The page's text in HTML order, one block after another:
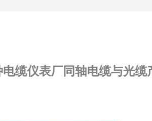
缆仪表厂同轴电缆与光缆